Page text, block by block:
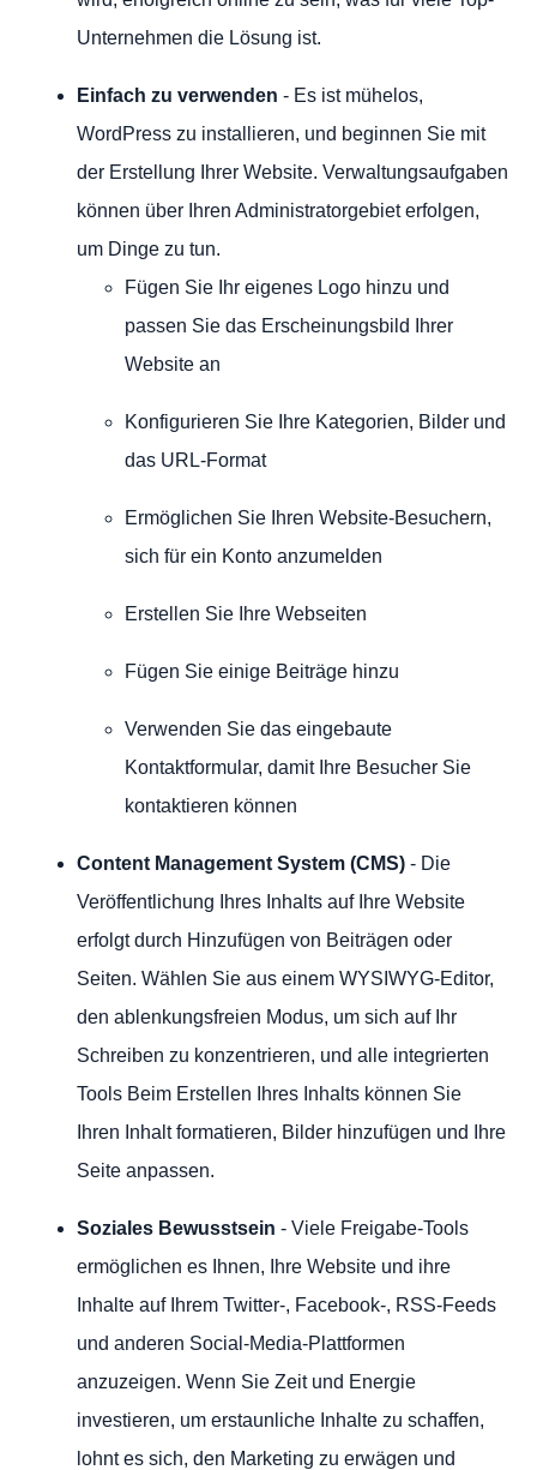
Unternehmen die Lösung ist.
Einfach zu verwenden - Es ist mühelos,
WordPress zu installieren, und beginnen Sie mit
der Erstellung Ihrer Website. Verwaltungsaufgaben
können über Ihren Administratorgebiet erfolgen,
um Dinge zu tun.
Fügen Sie Ihr eigenes Logo hinzu und
passen Sie das Erscheinungsbild Ihrer
Website an
Konfigurieren Sie Ihre Kategorien, Bilder und
das URL-Format
Ermöglichen Sie Ihren Website-Besuchern,
sich für ein Konto anzumelden
Erstellen Sie Ihre Webseiten
Fügen Sie einige Beiträge hinzu
Verwenden Sie das eingebaute
Kontaktformular, damit Ihre Besucher Sie
kontaktieren können
Content Management System (CMS) - Die
Veröffentlichung Ihres Inhalts auf Ihre Website
erfolgt durch Hinzufügen von Beiträgen oder
Seiten. Wählen Sie aus einem WYSIWYG-Editor,
den ablenkungsfreien Modus, um sich auf Ihr
Schreiben zu konzentrieren, und alle integrierten
Tools Beim Erstellen Ihres Inhalts können Sie
Ihren Inhalt formatieren, Bilder hinzufügen und Ihre
Seite anpassen.
Soziales Bewusstsein - Viele Freigabe-Tools
ermöglichen es Ihnen, Ihre Website und ihre
Inhalte auf Ihrem Twitter-, Facebook-, RSS-Feeds
und anderen Social-Media-Plattformen
anzuzeigen. Wenn Sie Zeit und Energie
investieren, um erstaunliche Inhalte zu schaffen,
lohnt es sich, den Marketing zu erwägen und